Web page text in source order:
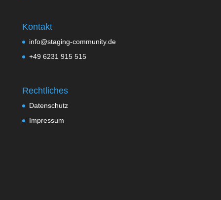
Kontakt
info@staging-community.de
+49 6231 915 515
Rechtliches
Datenschutz
Impressum